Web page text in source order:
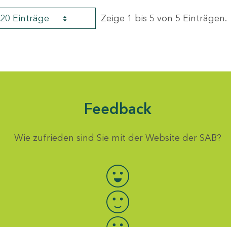
20 Einträge Zeige 1 bis 5 von 5 Einträgen.
Feedback
Wie zufrieden sind Sie mit der Website der SAB?
Bewertung auswählen